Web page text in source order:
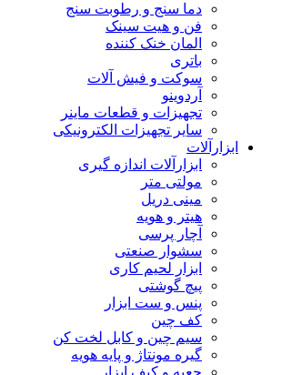
دما سنج و رطوبت سنج
فن و هیت سینک
المان خنک کننده
باتری
سوکت و فیش آلات
آردوینو
تجهیزات و قطعات ماینر
سایر تجهیزات الکترونیکی
ابزارآلات
ابزارآلات اندازه گیری
مولتی متر
مینی دریل
هیتر و هویه
آچار پرسی
سشوار صنعتی
ابزار لحیم کاری
پیچ گوشتی
پنس و ست ابزار
کف چین
سیم چین و کابل لخت کن
گیره مونتاژ و پایه هویه
جعبه و کیف ابزار